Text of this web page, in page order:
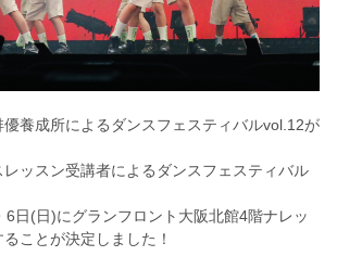
養成所によるダンスフェスティバルvol.12が
ッスン受講者によるダンスフェスティバル
日(日)にグランフロント大阪北館4階ナレッ
ことが決定しました！